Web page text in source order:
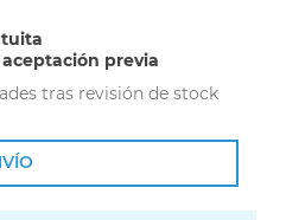
previa
tras revisión de stock